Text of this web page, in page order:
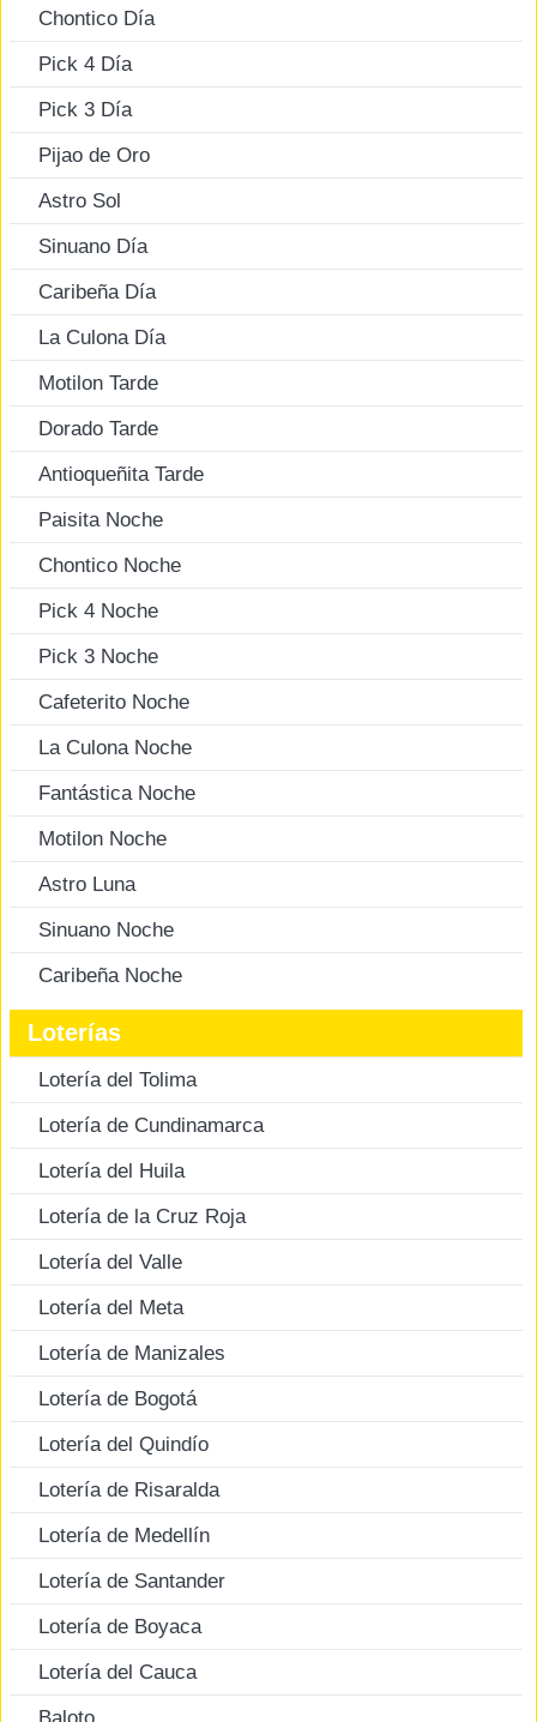
Chontico Día
Pick 4 Día
Pick 3 Día
Pijao de Oro
Astro Sol
Sinuano Día
Caribeña Día
La Culona Día
Motilon Tarde
Dorado Tarde
Antioqueñita Tarde
Paisita Noche
Chontico Noche
Pick 4 Noche
Pick 3 Noche
Cafeterito Noche
La Culona Noche
Fantástica Noche
Motilon Noche
Astro Luna
Sinuano Noche
Caribeña Noche
Loterías
Lotería del Tolima
Lotería de Cundinamarca
Lotería del Huila
Lotería de la Cruz Roja
Lotería del Valle
Lotería del Meta
Lotería de Manizales
Lotería de Bogotá
Lotería del Quindío
Lotería de Risaralda
Lotería de Medellín
Lotería de Santander
Lotería de Boyaca
Lotería del Cauca